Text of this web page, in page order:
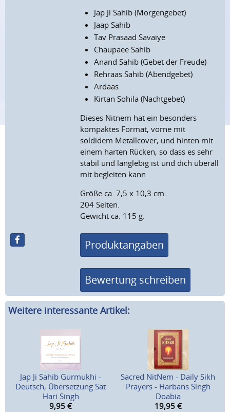
Jap Ji Sahib (Morgengebet)
Jaap Sahib
Tav Prasaad Savaiye
Chaupaee Sahib
Anand Sahib (Gebet der Freude)
Rehraas Sahib (Abendgebet)
Ardaas
Kirtan Sohila (Nachtgebet)
Dieses Nitnem hat ein besonders
kompaktes Format, vorne mit
soldidem Metallcover, und hinten mit
einem harten Rücken, so dass es sehr
stabil und langlebig ist und dich überall
mit begleiten kann.
Größe ca. 7,5 x 10,3 cm.
204 Seiten.
Gewicht ca. 115 g.
Produktangaben
Bewertung schreiben
Weitere interessante Artikel:
Jap Ji Sahib Gurmukhi -
Deutsch, Übersetzung Sat
Hari Singh
9,95 €
Sacred NitNem - Daily Sikh
Prayers - Harbans Singh
Doabia
19,95 €